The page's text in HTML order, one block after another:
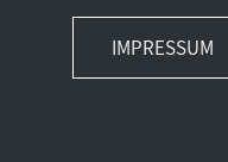
IMPRESSUM